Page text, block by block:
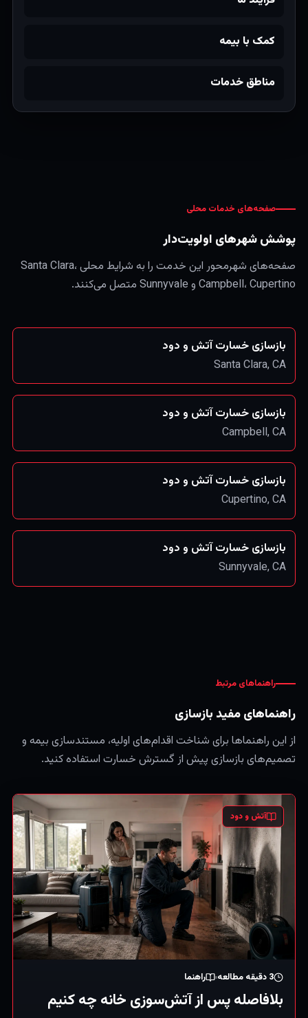
کمک با بیمه
مناطق خدمات
صفحه‌های خدمات محلی
پوشش شهرهای اولویت‌دار
صفحه‌های شهرمحور این خدمت را به شرایط محلی Santa Clara،
Campbell، Cupertino و Sunnyvale متصل می‌کنند.
بازسازی خسارت آتش و دود
Santa Clara, CA
بازسازی خسارت آتش و دود
Campbell, CA
بازسازی خسارت آتش و دود
Cupertino, CA
بازسازی خسارت آتش و دود
Sunnyvale, CA
راهنماهای مرتبط
راهنماهای مفید بازسازی
از این راهنماها برای شناخت اقدام‌های اولیه، مستندسازی بیمه و
تصمیم‌های بازسازی پیش از گسترش خسارت استفاده کنید.
آتش و دود
3 دقیقه مطالعه راهنما
بلافاصله پس از آتش‌سوزی خانه چه کنیم